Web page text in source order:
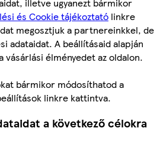
és Cookie tájékoztató linkre
megosztjuk a partnereinkkel, de
adataidat. A beállításaid alapján
vásárlási élményedet az oldalon.
bármikor módosíthatod a
linkre kattintva.
a következő célokra